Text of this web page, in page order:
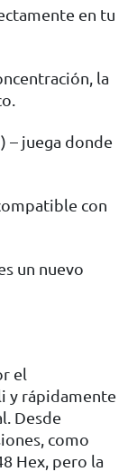
en tu
la
– juega donde
con
un nuevo
el
y rápidamente
Desde
como
Hex, pero la